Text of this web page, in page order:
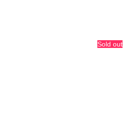
Sold out